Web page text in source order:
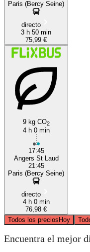
Paris (Bercy Seine)
directo
3 h 50 min
75,99 €
9 kg CO2
4 h 0 min
17:45
Angers St Laud
21:45
Paris (Bercy Seine)
directo
4 h 0 min
76,98 €
Todos los preciosHoy
Encuentra el mejor